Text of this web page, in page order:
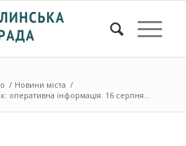
/ Новини міста /
оперативна інформація. 16 серпня ...